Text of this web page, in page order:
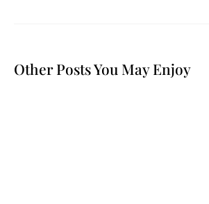
Other Posts You May Enjoy